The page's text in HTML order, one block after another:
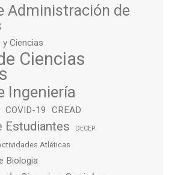
Administración de
Ciencias
Ciencias
Ingeniería
COVID-19 CREAD
Estudiantes DECEP
Atléticas
Biologia